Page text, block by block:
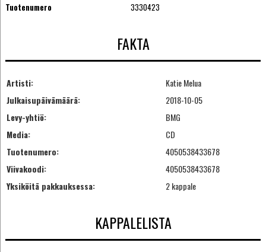
Tuotenumero
3330423
FAKTA
Artisti:
Katie Melua
Julkaisupäivämäärä:
2018-10-05
Levy-yhtiö:
BMG
Media:
CD
Tuotenumero:
4050538433678
Viivakoodi:
4050538433678
Yksiköitä pakkauksessa:
2 kappale
KAPPALELISTA